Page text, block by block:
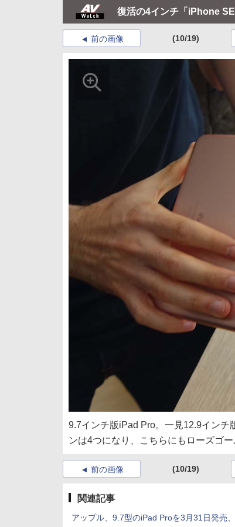
復活の4インチ「iPhone
前の画像 (10/19)
9.7インチ版iPad Pro。一見12.9イン
ンは4つになり、こちらにもローズゴ
前の画像 (10/19)
関連記事
アップル、9.7型のiPad Proを3月31日発売